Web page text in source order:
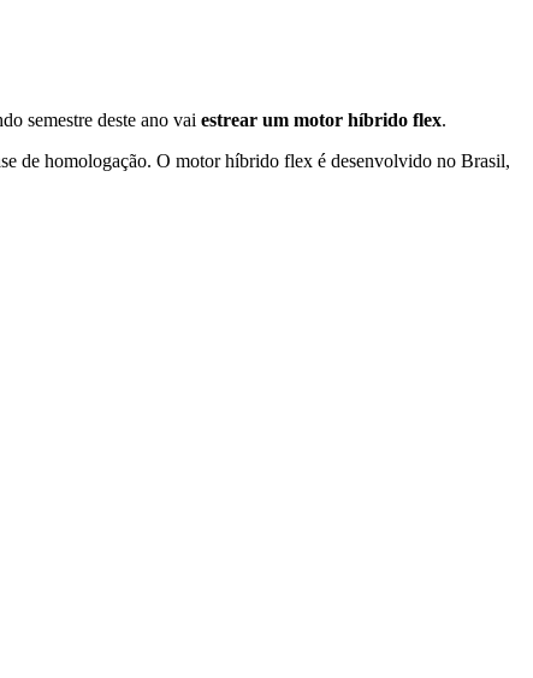
semestre deste ano vai estrear um motor híbrido flex.
de homologação. O motor híbrido flex é desenvolvido no Brasil,